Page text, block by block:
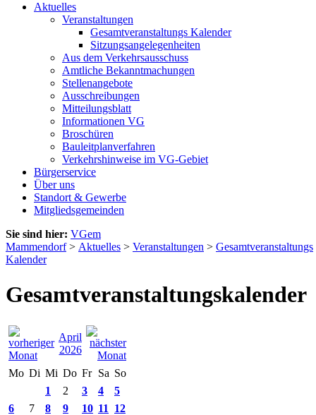
Aktuelles
Veranstaltungen
Gesamtveranstaltungs Kalender
Sitzungsangelegenheiten
Aus dem Verkehrsausschuss
Amtliche Bekanntmachungen
Stellenangebote
Ausschreibungen
Mitteilungsblatt
Informationen VG
Broschüren
Bauleitplanverfahren
Verkehrshinweise im VG-Gebiet
Bürgerservice
Über uns
Standort & Gewerbe
Mitgliedsgemeinden
Sie sind hier: VGem
Mammendorf> Aktuelles > Veranstaltungen > Gesamtveranstaltungs
Kalender
Gesamtveranstaltungskalender
April
2026
Mo Di Mi Do Fr Sa So
1
2 3 4
5
6
7 8 9 10 11
12